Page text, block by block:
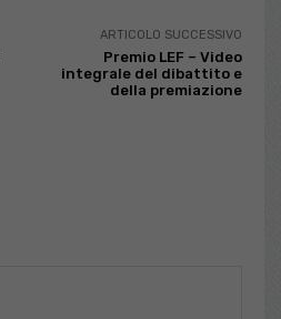
ARTICOLO SUCCESSIVO
Premio LEF – Video
integrale del dibattito e
della premiazione